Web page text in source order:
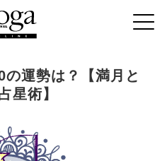
運勢は？【満月と
星術】